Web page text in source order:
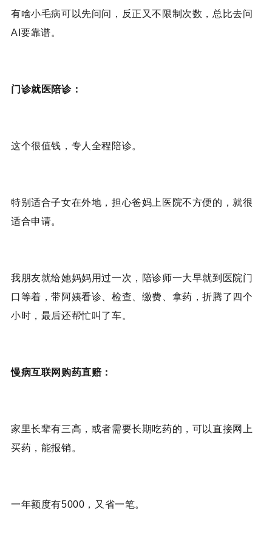
有啥小毛病可以先问问，反正又不限制次数，总比去问
AI要靠谱。
门诊就医陪诊：
这个很值钱，专人全程陪诊。
特别适合子女在外地，担心爸妈上医院不方便的，就很
适合申请。
我朋友就给她妈妈用过一次，陪诊师一大早就到医院门
口等着，带阿姨看诊、检查、缴费、拿药，折腾了四个
小时，最后还帮忙叫了车。
慢病互联网购药直赔：
家里长辈有三高，或者需要长期吃药的，可以直接网上
买药，能报销。
一年额度有5000，又省一笔。